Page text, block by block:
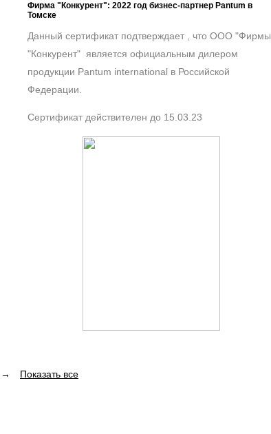
Фирма "Конкурент": 2022 год бизнес-партнер Pantum в
Томске
Данный сертификат подтверждает , что ООО "Фирмы
"Конкурент" является официальным дилером
продукции Pantum international в Российской
Федерации.
Сертификат действителен до 15.03.23
→ Показать все